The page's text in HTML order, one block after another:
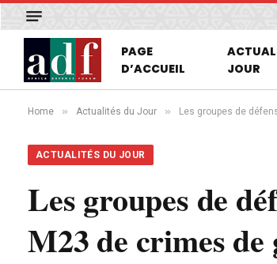
PAGE
D’ACCUEIL
JOUR
Home » Actualités du Jour » Les groupes de
ACTUALITÉS DU JOUR
Les groupes de
M23 de crimes